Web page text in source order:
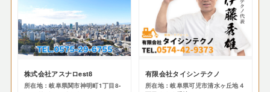
株式会社アスナロest8
所在地：岐阜県関市神明町1丁目8-
有限会社タイシンテクノ
所在地：岐阜県可児市清水ヶ丘地４